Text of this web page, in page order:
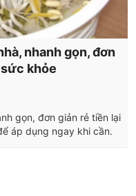
nhanh gọn, đơn
khỏe
gọn, đơn giản rẻ tiền lại
áp dụng ngay khi cần.